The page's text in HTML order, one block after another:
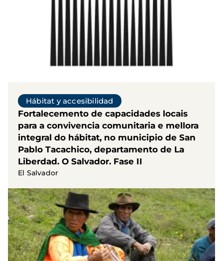
Hábitat y accesibilidad
Fortalecemento de capacidades locais
para a convivencia comunitaria e mellora
integral do hábitat, no municipio de San
Pablo Tacachico, departamento de La
Liberdad. O Salvador. Fase II
El Salvador